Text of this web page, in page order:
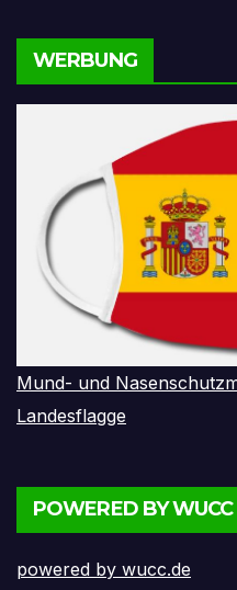
WERBUNG
Mund- und
Landesflagge
POWERED BY WUCC
powered by wucc.de